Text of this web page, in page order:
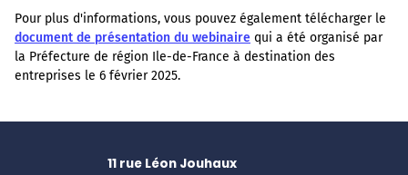
Pour plus d'informations, vous pouvez également télécharger le
document de présentation du webinaire qui a été organisé par
la Préfecture de région Ile-de-France à destination des
entreprises le 6 février 2025.
11 rue Léon Jouhaux